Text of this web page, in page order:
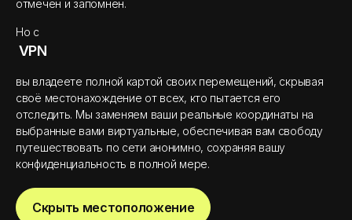
отмечен и запомнен.
Но с
VPN
вы владеете полной картой своих перемещений, скрывая
своё местонахождение от всех, кто пытается его
отследить. Мы заменяем ваши реальные координаты на
выбранные вами виртуальные, обеспечивая вам свободу
путешествовать по сети анонимно, сохраняя вашу
конфиденциальность в полной мере.
Скрыть местоположение